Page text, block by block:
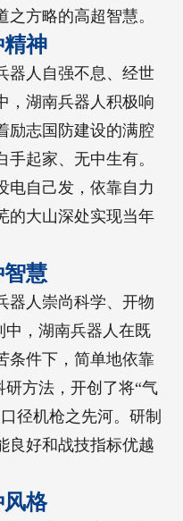
方略的高超智慧。
精神
器人自强不息、经世
，湖南兵器人积极响
励志国防建设的满腔
起家、无中生有。
电自己发，依靠自力
的大山深处实现当年
智慧
器人崇尚科学、开物
中，湖南兵器人在既
条件下，简单地依靠
研方法，开创了将“气
径机枪之先河。研制
良好和战技指标优越
风格